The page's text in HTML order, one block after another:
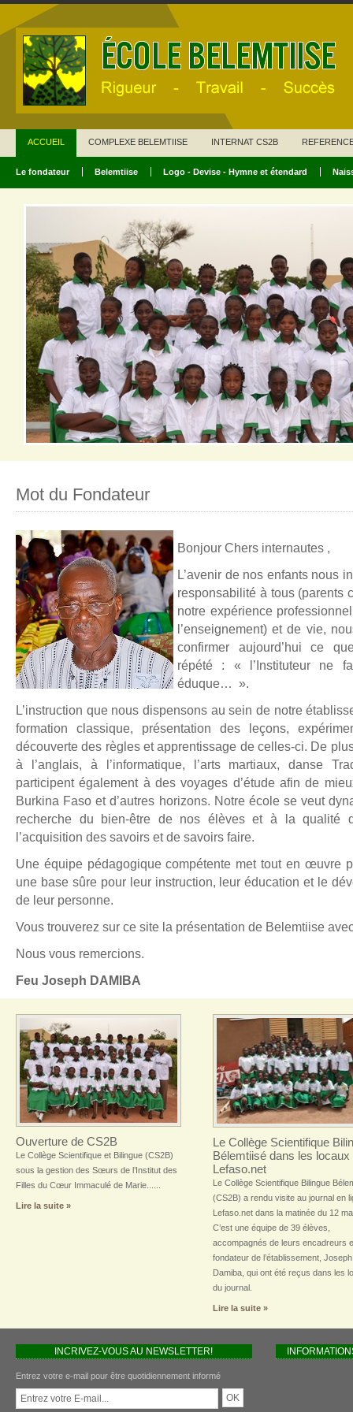
ACCUEIL
Le fondateur Belemtiise Logo - Devise - Hymne et étendard
COMPLEXE BELEMTIISE INTERNAT CS2B
Mot du Fondateur
Bonjour Chers internautes ,
L’avenir de nos enfants nous
responsabilité à tous (parents
notre expérience
l’enseignement) et de vie,
confirmer aujourd’hui ce
répété : « l’Instituteur ne
éduque… ».
L’instruction que nous dispensons au sein de notre
formation classique, présentation des leçons,
découverte des règles et apprentissage de celles-ci. De
à l’anglais, à l’informatique, l’arts martiaux, danse
participent également à des voyages d’étude afin de
Burkina Faso et d’autres horizons. Notre école se veut
recherche du bien-être de nos élèves et à la qualité
l’acquisition des savoirs et de savoirs faire.
Une équipe pédagogique compétente met tout en œuvre
une base sûre pour leur instruction, leur éducation et le
de leur personne.
Vous trouverez sur ce site la présentation de Belemtiise
Nous vous remercions.
Feu Joseph DAMIBA
Ouverture de CS2B
Le Collège Scientifique et Bilingue (CS2B)
sous la gestion des Sœurs de l’Institut des
Filles du Cœur Immaculé de Marie......
Lire la suite »
Le Collège Scientifique
Bélemtiisé dans les locaux
Lefaso.net
Le Collège Scientifique Bilingue
(CS2B) a rendu visite au journal en
Lefaso.net dans la matinée du 12
C’est une équipe de 39 élèves,
accompagnés de leurs encadreurs
fondateur de l’établissement, Joseph
Damiba, qui ont été reçus dans les
du journal.
Lire la suite »
INCRIVEZ-VOUS AU NEWSLETTER!
Entrez votre e-mail pour être quotidiennement informé